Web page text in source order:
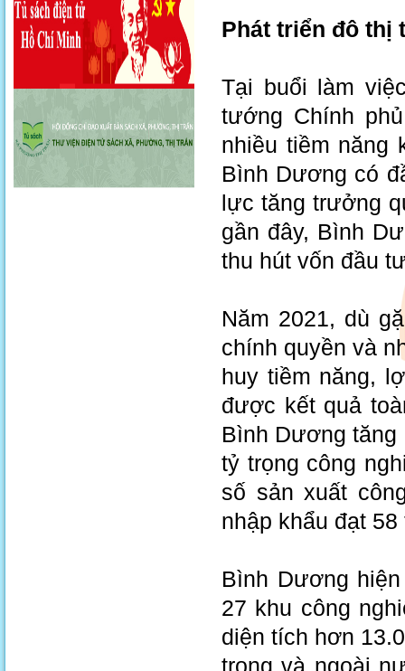
Phát triển đô thị
Tại buổi làm
tướng Chính
nhiều tiềm năng
Bình Dương có
lực tăng trưởng
gần đây, Bình
thu hút vốn đầu
Năm 2021, dù
chính quyền và
huy tiềm năng,
được kết quả
Bình Dương
tỷ trọng công
số sản xuất
nhập khẩu đạt
Bình Dương
27 khu công
diện tích hơn
trong và ngoài